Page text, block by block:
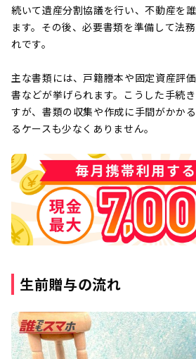
続いて遺産分割協議を行い、不動産を
ます。その後、必要書類を準備して法
れです。
主な書類には、戸籍謄本や固定資産評
書などが挙げられます。こうした手続
すが、書類の収集や作成に手間がかか
るケースも少なくありません。
生前贈与の流れ